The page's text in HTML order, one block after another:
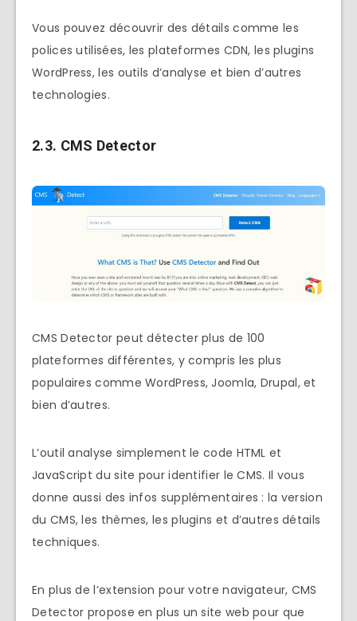
Vous pouvez découvrir des détails comme les
polices utilisées, les plateformes CDN, les plugins
WordPress, les outils d’analyse et bien d’autres
technologies.
2.3. CMS Detector
CMS Detector peut détecter plus de 100
plateformes différentes, y compris les plus
populaires comme WordPress, Joomla, Drupal, et
bien d’autres.
L’outil analyse simplement le code HTML et
JavaScript du site pour identifier le CMS. Il vous
donne aussi des infos supplémentaires : la version
du CMS, les thèmes, les plugins et d’autres détails
techniques.
En plus de l’extension pour votre navigateur, CMS
Detector propose en plus un site web pour que